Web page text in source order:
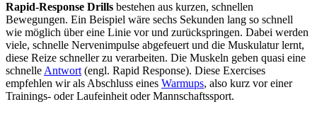
Rapid-Response Drills bestehen aus kurzen, schnellen
Bewegungen. Ein Beispiel wäre sechs Sekunden lang so schnell
wie möglich über eine Linie vor und zurückspringen. Dabei werden
viele, schnelle Nervenimpulse abgefeuert und die Muskulatur lernt,
diese Reize schneller zu verarbeiten. Die Muskeln geben quasi eine
schnelle Antwort (engl. Rapid Response). Diese Exercises
empfehlen wir als Abschluss eines Warmups, also kurz vor einer
Trainings- oder Laufeinheit oder Mannschaftssport.